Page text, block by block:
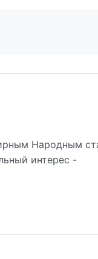
Народным
интерес -